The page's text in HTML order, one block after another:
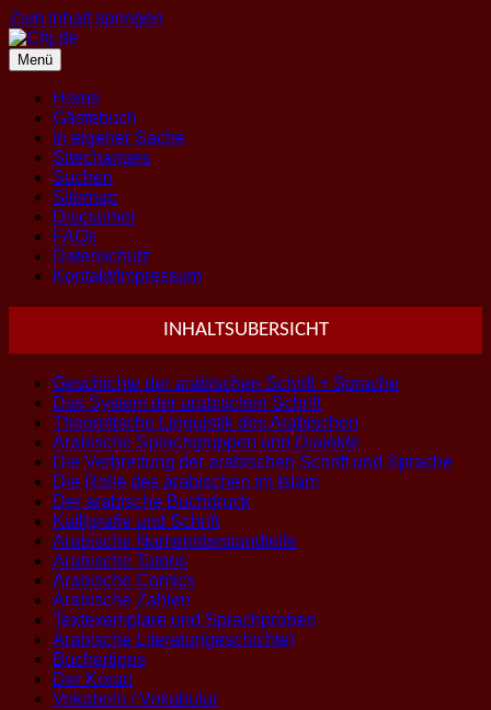
Zum Inhalt springen
Menü
Home
Gästebuch
In eigener Sache
Sitechanges
Suchen
Sitemap
Disclaimer
FAQs
Datenschutz
Kontakt/Impressum
INHALTSUBERSICHT
Geschichte der arabischen Schrift + Sprache
Das System der arabischen Schrift
Theoretische Linguistik des Arabischen
Arabische Sprachgruppen und Dialekte
Die Verbreitung der arabischen Schrift und Sprache
Die Rolle des arabischen im Islam
Der arabische Buchdruck
Kalligrafie und Schrift
Arabische Namensbestandteile
Arabische Tatoos
Arabische Comics
Arabische Zahlen
Textexemplare und Sprachproben
Arabische Literatur(geschichte)
Büchertipps
Der Koran
Vokabeln / Vokabular